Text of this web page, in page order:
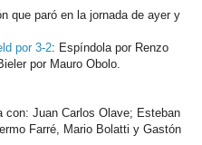
que paró en la jornada de ayer y
por 3-2: Espíndola por Renzo
por Mauro Obolo.
con: Juan Carlos Olave; Esteban
Farré, Mario Bolatti y Gastón